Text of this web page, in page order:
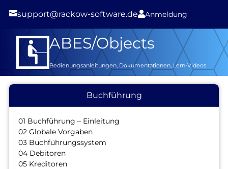
support@rackow-software.deAnmeldung
ABES/Objects
Bedienungsanleitungen, Dokumentationen, Lern-Videos
Buchführung
01 Buchführung – Einleitung
02 Globale Vorgaben
03 Buchführungssystem
04 Debitoren
05 Kreditoren